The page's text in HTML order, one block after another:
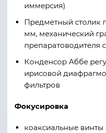
иммерсия)
Предметный столик
мм, механический
препаратоводителя
Конденсор Аббе
ирисовой
фильтров
Фокусировка
коаксиальные винты